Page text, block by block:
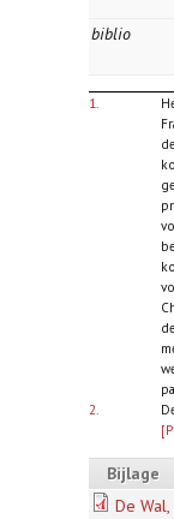
biblio
1.
2.
Bijlage
De